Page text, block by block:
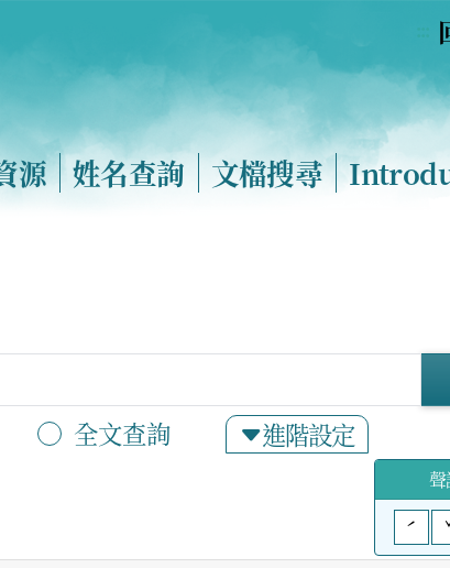
源 姓名查詢 文檔搜尋
全文查詢 進階設定
聲
ˊ